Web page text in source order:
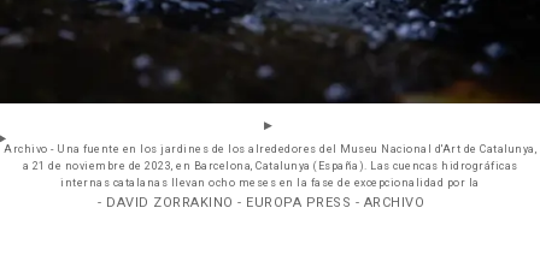
Archivo - Una fuente en los jardines de los alrededores del Museu Nacional d'Art de Catalunya,
a 21 de noviembre de 2023, en Barcelona, Catalunya (España). Las cuencas hidrográficas
internas catalanas llevan ocho meses en la fase de excepcionalidad por la
- DAVID ZORRAKINO - EUROPA PRESS - ARCHIVO